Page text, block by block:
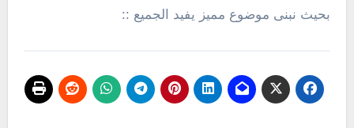
بحيث نبنى موضوع مميز يفيد الجميع ::